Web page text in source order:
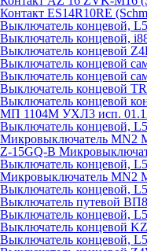
Контакт ES14R10RE
Выключатель концевой,
Выключатель концевой,
Выключатель концевой
Выключатель концевой
Выключатель концевой
Выключатель концевой
Выключатель концевой
МП 1104М УХЛ3 исп.
Выключатель концевой,
Микровыключатель MN2
Z-15GQ-B
Выключатель концевой,
Микровыключатель MN2
Выключатель концевой,
Выключатель путевой
Выключатель концевой,
Выключатель концевой
Выключатель концевой,